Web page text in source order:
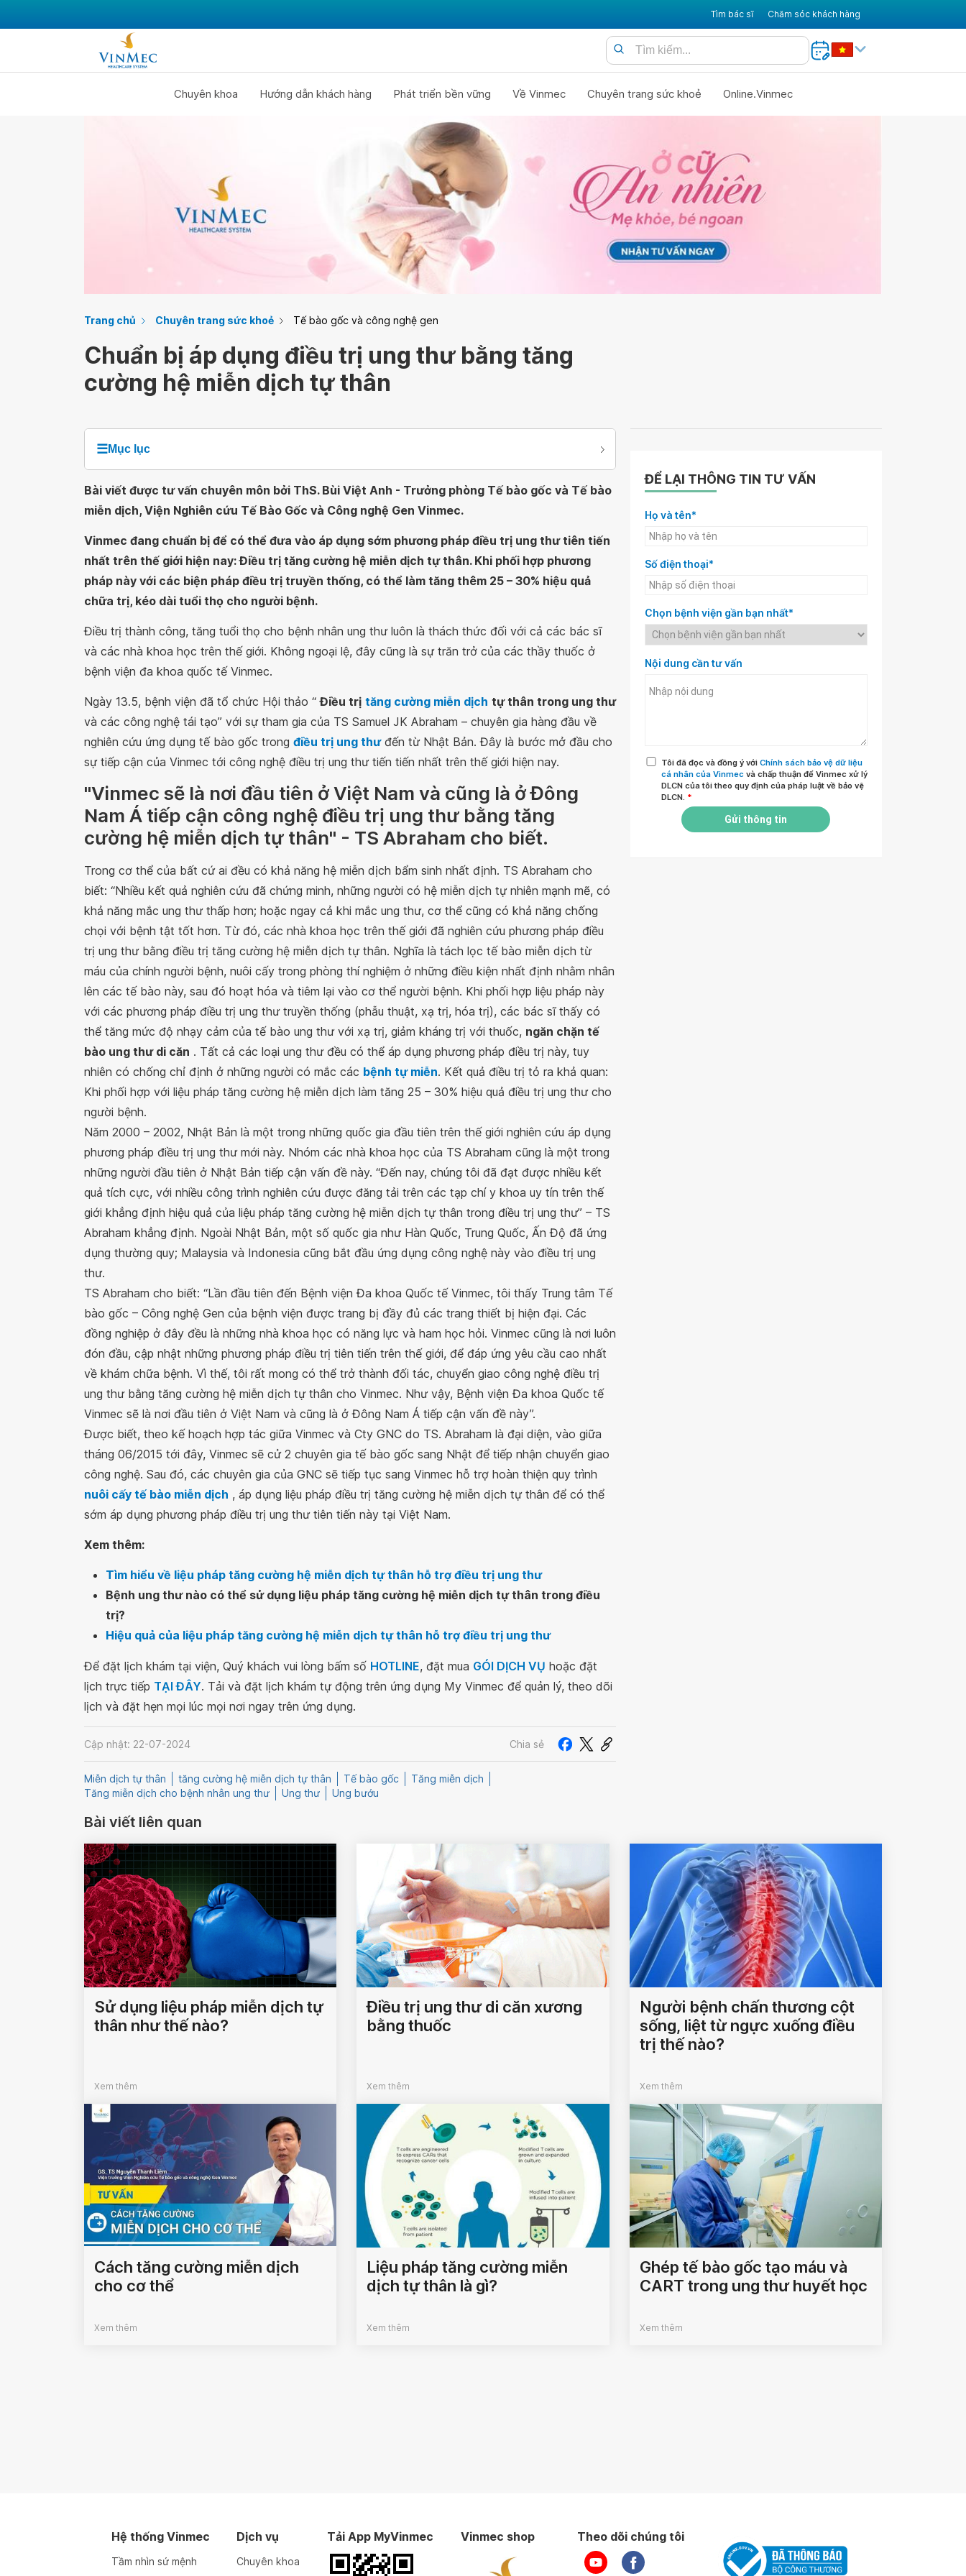
Tìm bác sĩ Chăm sóc khách hàng
Chuyên khoa Hướng dẫn khách hàng Phát triển bền vững Về Vinmec Chuyên trang sức khoẻ Online.Vinmec
Trang chủ Chuyên trang sức khoẻ Tế bào gốc và công nghệ gen
Chuẩn bị áp dụng điều trị ung thư bằng tăng
cường hệ miễn dịch tự thân
☰Mục lục
Bài viết được tư vấn chuyên môn bởi ThS. Bùi Việt Anh - Trưởng phòng Tế bào gốc và Tế bào
miễn dịch, Viện Nghiên cứu Tế Bào Gốc và Công nghệ Gen Vinmec.
Vinmec đang chuẩn bị để có thể đưa vào áp dụng sớm phương pháp điều trị ung thư tiên tiến
nhất trên thế giới hiện nay: Điều trị tăng cường hệ miễn dịch tự thân. Khi phối hợp phương
pháp này với các biện pháp điều trị truyền thống, có thể làm tăng thêm 25 – 30% hiệu quả
chữa trị, kéo dài tuổi thọ cho người bệnh.
Điều trị thành công, tăng tuổi thọ cho bệnh nhân ung thư luôn là thách thức đối với cả các bác sĩ
và các nhà khoa học trên thế giới. Không ngoại lệ, đây cũng là sự trăn trở của các thầy thuốc ở
bệnh viện đa khoa quốc tế Vinmec.
Ngày 13.5, bệnh viện đã tổ chức Hội thảo “Điều trị tăng cường miễn dịch tự thân trong ung thư
và các công nghệ tái tạo” với sự tham gia của TS Samuel JK Abraham – chuyên gia hàng đầu về
nghiên cứu ứng dụng tế bào gốc trong điều trị ung thưđến từ Nhật Bản. Đây là bước mở đầu cho
sự tiếp cận của Vinmec tới công nghệ điều trị ung thư tiến tiến nhất trên thế giới hiện nay.
"Vinmec sẽ là nơi đầu tiên ở Việt Nam và cũng là ở Đông
Nam Á tiếp cận công nghệ điều trị ung thư bằng tăng
cường hệ miễn dịch tự thân" - TS Abraham cho biết.
Trong cơ thể của bất cứ ai đều có khả năng hệ miễn dịch bẩm sinh nhất định. TS Abraham cho
biết: “Nhiều kết quả nghiên cứu đã chứng minh, những người có hệ miễn dịch tự nhiên mạnh mẽ, có
khả năng mắc ung thư thấp hơn; hoặc ngay cả khi mắc ung thư, cơ thể cũng có khả năng chống
chọi với bệnh tật tốt hơn. Từ đó, các nhà khoa học trên thế giới đã nghiên cứu phương pháp điều
trị ung thư bằng điều trị tăng cường hệ miễn dịch tự thân. Nghĩa là tách lọc tế bào miễn dịch từ
máu của chính người bệnh, nuôi cấy trong phòng thí nghiệm ở những điều kiện nhất định nhằm nhân
lên các tế bào này, sau đó hoạt hóa và tiêm lại vào cơ thể người bệnh. Khi phối hợp liệu pháp này
với các phương pháp điều trị ung thư truyền thống (phẫu thuật, xạ trị, hóa trị), các bác sĩ thấy có
thể tăng mức độ nhạy cảm của tế bào ung thư với xạ trị, giảm kháng trị với thuốc, ngăn chặn tế
bào ung thư di căn . Tất cả các loại ung thư đều có thể áp dụng phương pháp điều trị này, tuy
nhiên có chống chỉ định ở những người có mắc các bệnh tự miễn. Kết quả điều trị tỏ ra khả quan:
Khi phối hợp với liệu pháp tăng cường hệ miễn dịch làm tăng 25 – 30% hiệu quả điều trị ung thư cho
người bệnh.
Năm 2000 – 2002, Nhật Bản là một trong những quốc gia đầu tiên trên thế giới nghiên cứu áp dụng
phương pháp điều trị ung thư mới này. Nhóm các nhà khoa học của TS Abraham cũng là một trong
những người đầu tiên ở Nhật Bản tiếp cận vấn đề này. “Đến nay, chúng tôi đã đạt được nhiều kết
quả tích cực, với nhiều công trình nghiên cứu được đăng tải trên các tạp chí y khoa uy tín trên thế
giới khẳng định hiệu quả của liệu pháp tăng cường hệ miễn dịch tự thân trong điều trị ung thư” – TS
Abraham khẳng định. Ngoài Nhật Bản, một số quốc gia như Hàn Quốc, Trung Quốc, Ấn Độ đã ứng
dụng thường quy; Malaysia và Indonesia cũng bắt đầu ứng dụng công nghệ này vào điều trị ung
thư.
TS Abraham cho biết: “Lần đầu tiên đến Bệnh viện Đa khoa Quốc tế Vinmec, tôi thấy Trung tâm Tế
bào gốc – Công nghệ Gen của bệnh viện được trang bị đầy đủ các trang thiết bị hiện đại. Các
đồng nghiệp ở đây đều là những nhà khoa học có năng lực và ham học hỏi. Vinmec cũng là nơi luôn
đón đầu, cập nhật những phương pháp điều trị tiên tiến trên thế giới, để đáp ứng yêu cầu cao nhất
về khám chữa bệnh. Vì thế, tôi rất mong có thể trở thành đối tác, chuyển giao công nghệ điều trị
ung thư bằng tăng cường hệ miễn dịch tự thân cho Vinmec. Như vậy, Bệnh viện Đa khoa Quốc tế
Vinmec sẽ là nơi đầu tiên ở Việt Nam và cũng là ở Đông Nam Á tiếp cận vấn đề này”.
Được biết, theo kế hoạch hợp tác giữa Vinmec và Cty GNC do TS. Abraham là đại diện, vào giữa
tháng 06/2015 tới đây, Vinmec sẽ cử 2 chuyên gia tế bào gốc sang Nhật để tiếp nhận chuyển giao
công nghệ. Sau đó, các chuyên gia của GNC sẽ tiếp tục sang Vinmec hỗ trợ hoàn thiện quy trình
nuôi cấy tế bào miễn dịch , áp dụng liệu pháp điều trị tăng cường hệ miễn dịch tự thân để có thể
sớm áp dụng phương pháp điều trị ung thư tiên tiến này tại Việt Nam.
Xem thêm:
Tìm hiểu về liệu pháp tăng cường hệ miễn dịch tự thân hỗ trợ điều trị ung thư
Bệnh ung thư nào có thể sử dụng liệu pháp tăng cường hệ miễn dịch tự thân trong điều
trị?
Hiệu quả của liệu pháp tăng cường hệ miễn dịch tự thân hỗ trợ điều trị ung thư
Để đặt lịch khám tại viện, Quý khách vui lòng bấm số HOTLINE, đặt mua GÓI DỊCH VỤ hoặc đặt
lịch trực tiếp TẠI ĐÂY. Tải và đặt lịch khám tự động trên ứng dụng My Vinmec để quản lý, theo dõi
lịch và đặt hẹn mọi lúc mọi nơi ngay trên ứng dụng.
Cập nhật: 22-07-2024 Chia sẻ
Miễn dịch tự thân tăng cường hệ miễn dịch tự thân Tế bào gốc
Tăng miễn dịch
Tăng miễn dịch cho bệnh nhân ung thư
Ung thư Ung bướu
ĐỂ LẠI THÔNG TIN TƯ VẤN
Họ và tên*
Số điện thoại*
Chọn bệnh viện gần bạn nhất*
Nội dung cần tư vấn
Tôi đã đọc và đồng ý với Chính sách bảo vệ dữ liệu
cá nhân của Vinmec và chấp thuận để Vinmec xử lý
DLCN của tôi theo quy định của pháp luật về bảo vệ
DLCN. *
Gửi thông tin
Bài viết liên quan
Sử dụng liệu pháp miễn dịch tự
thân như thế nào?
Xem thêm
Điều trị ung thư di căn xương
bằng thuốc
Xem thêm
Người bệnh chấn thương cột
sống, liệt từ ngực xuống điều
trị thế nào?
Xem thêm
Cách tăng cường miễn dịch
cho cơ thể
Xem thêm
Liệu pháp tăng cường miễn
dịch tự thân là gì?
Xem thêm
Ghép tế bào gốc tạo máu và
CART trong ung thư huyết học
Xem thêm
Hệ thống Vinmec
Tầm nhìn sứ mệnh
Dịch vụ
Chuyên khoa
Tải App MyVinmec Vinmec shop Theo dõi chúng tôi